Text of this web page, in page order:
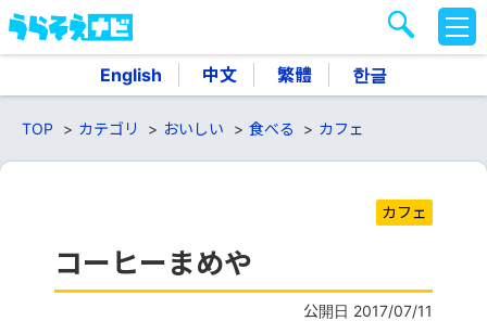
English 中文 繁體 한글
M
E
TOP カテゴリ おいしい 食べる カフェ
カフェ
コーヒーまめや
公開日 2017/07/11